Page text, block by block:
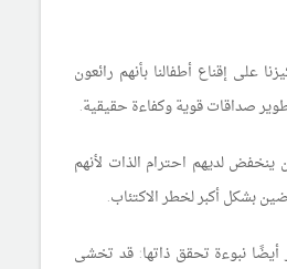
على إقناع أطفالنا بأنهم رائعون
صداقات قوية وكفاءة حقيقية.
ينخفض ​​لديهم احترام الذات لأنهم
بشكل أكبر لخطر الاكتئاب.
نبوءة تحقق ذاتها: قد تخشى